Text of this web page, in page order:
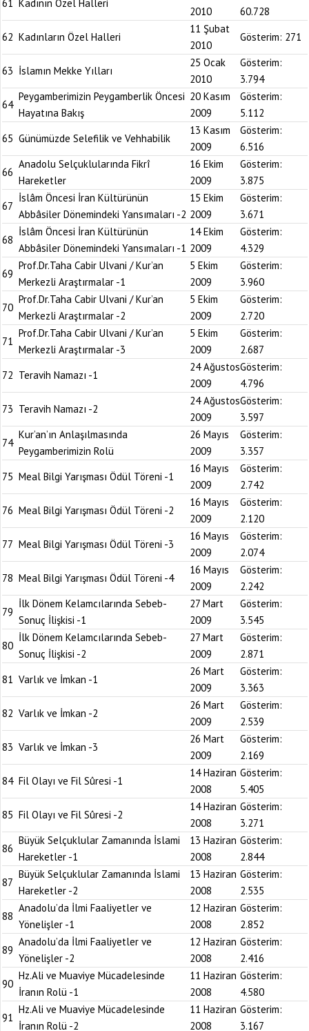
61 Kadının Özel Halleri
2010
60.728
62 Kadınların Özel Halleri
11 Şubat
2010
Gösterim: 271
63 İslamın Mekke Yılları
25 Ocak
2010
Gösterim:
3.794
64
Peygamberimizin Peygamberlik Öncesi
Hayatına Bakış
20 Kasım
2009
Gösterim:
5.112
65 Günümüzde Selefilik ve Vehhabilik
13 Kasım
2009
Gösterim:
6.516
66
Anadolu Selçuklularında Fikrî
Hareketler
16 Ekim
2009
Gösterim:
3.875
67
İslâm Öncesi İran Kültürünün
Abbâsiler Dönemindeki Yansımaları -2
15 Ekim
2009
Gösterim:
3.671
68
İslâm Öncesi İran Kültürünün
Abbâsiler Dönemindeki Yansımaları -1
14 Ekim
2009
Gösterim:
4.329
69
Prof.Dr.Taha Cabir Ulvani / Kur’an
Merkezli Araştırmalar -1
5 Ekim
2009
Gösterim:
3.960
70
Prof.Dr.Taha Cabir Ulvani / Kur’an
Merkezli Araştırmalar -2
5 Ekim
2009
Gösterim:
2.720
71
Prof.Dr.Taha Cabir Ulvani / Kur’an
Merkezli Araştırmalar -3
5 Ekim
2009
Gösterim:
2.687
72 Teravih Namazı -1
24 Ağustos
2009
Gösterim:
4.796
73 Teravih Namazı -2
24 Ağustos
2009
Gösterim:
3.597
74
Kur’an’ın Anlaşılmasında
Peygamberimizin Rolü
26 Mayıs
2009
Gösterim:
3.357
75 Meal Bilgi Yarışması Ödül Töreni -1
16 Mayıs
2009
Gösterim:
2.742
76 Meal Bilgi Yarışması Ödül Töreni -2
16 Mayıs
2009
Gösterim:
2.120
77 Meal Bilgi Yarışması Ödül Töreni -3
16 Mayıs
2009
Gösterim:
2.074
78 Meal Bilgi Yarışması Ödül Töreni -4
16 Mayıs
2009
Gösterim:
2.242
79
İlk Dönem Kelamcılarında Sebeb-
Sonuç İlişkisi -1
27 Mart
2009
Gösterim:
3.545
80
İlk Dönem Kelamcılarında Sebeb-
Sonuç İlişkisi -2
27 Mart
2009
Gösterim:
2.871
81 Varlık ve İmkan -1
26 Mart
2009
Gösterim:
3.363
82 Varlık ve İmkan -2
26 Mart
2009
Gösterim:
2.539
83 Varlık ve İmkan -3
26 Mart
2009
Gösterim:
2.169
84 Fil Olayı ve Fil Sûresi -1
14 Haziran
2008
Gösterim:
5.405
85 Fil Olayı ve Fil Sûresi -2
14 Haziran
2008
Gösterim:
3.271
86
Büyük Selçuklular Zamanında İslami
Hareketler -1
13 Haziran
2008
Gösterim:
2.844
87
Büyük Selçuklular Zamanında İslami
Hareketler -2
13 Haziran
2008
Gösterim:
2.535
88
Anadolu’da İlmi Faaliyetler ve
Yönelişler -1
12 Haziran
2008
Gösterim:
2.852
89
Anadolu’da İlmi Faaliyetler ve
Yönelişler -2
12 Haziran
2008
Gösterim:
2.416
90
Hz.Ali ve Muaviye Mücadelesinde
İranın Rolü -1
11 Haziran
2008
Gösterim:
4.580
91
Hz.Ali ve Muaviye Mücadelesinde
İranın Rolü -2
11 Haziran
2008
Gösterim:
3.167